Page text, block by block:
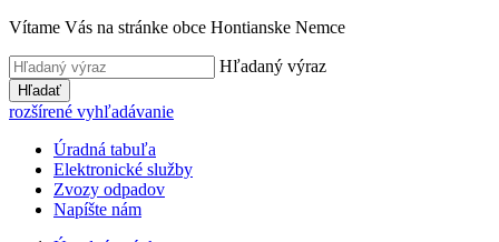
Vítame Vás na stránke obce Hontianske Nemce
Hľadaný výraz
Hľadať
rozšírené vyhľadávanie
Úradná tabuľa
Elektronické služby
Zvozy odpadov
Napíšte nám